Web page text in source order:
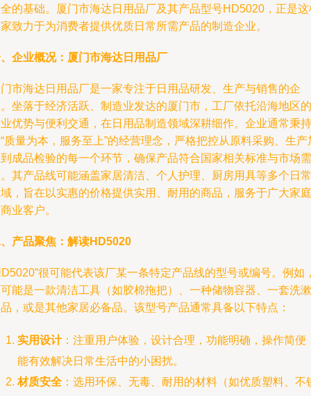
的基础。厦门市海达日用品厂及其产品型号HD5020，正是这
致力于为消费者提供优质日常所需产品的制造企业。
企业概况：厦门市海达日用品厂
市海达日用品厂是一家专注于日用品研发、生产与销售的企
坐落于经济活跃、制造业发达的厦门市，工厂依托沿海地区的
优势与便利交通，在日用品制造领域深耕细作。企业通常秉持
质量为本，服务至上”的经营理念，严格把控从原料采购、生产
成品检验的每一个环节，确保产品符合国家相关标准与市场需
其产品线可能涵盖家居清洁、个人护理、厨房用具等多个日常
，旨在以实惠的价格提供实用、耐用的商品，服务于广大家庭
业客户。
产品聚焦：解读HD5020
很可能代表该厂某一条特定产品线的型号或编号。例如
能是一款清洁工具（如胶棉拖把）、一种储物容器、一套洗漱
，或是其他家居必备品。该型号产品通常具备以下特点：
实用设计：注重用户体验，设计合理，功能明确，操作简便
能有效解决日常生活中的小困扰。
材质安全 ：选用环保、无毒、耐用的材料（如优质塑料、不